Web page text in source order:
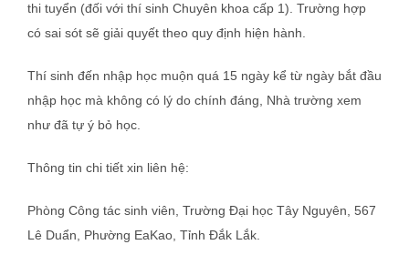
thi tuyển (đối với thí sinh Chuyên khoa cấp 1). Trường hợp
có sai sót sẽ giải quyết theo quy định hiện hành.
Thí sinh đến nhập học muộn quá 15 ngày kể từ ngày bắt đầu
nhập học mà không có lý do chính đáng, Nhà trường xem
như đã tự ý bỏ học.
Thông tin chi tiết xin liên hệ:
Phòng Công tác sinh viên, Trường Đại học Tây Nguyên, 567
Lê Duẩn, Phường EaKao, Tỉnh Đắk Lắk.